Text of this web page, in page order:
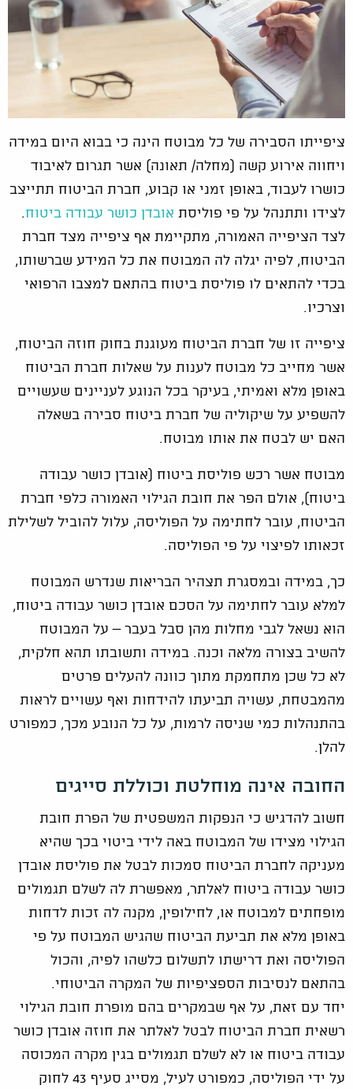
ציפייתו הסבירה של כל מבוטח הינה כי בבוא היום במידה
ויחווה אירוע קשה (מחלה/ תאונה) אשר תגרום לאיבוד
כושרו לעבוד, באופן זמני או קבוע, חברת הביטוח תתייצב
לצידו ותתנהל על פי פוליסת אובדן כושר עבודה ביטוח.
לצד הציפייה האמורה, מתקיימת אף ציפייה מצד חברת
הביטוח, לפיה יגלה לה המבוטח את כל המידע שברשותו,
בכדי להתאים לו פוליסת ביטוח בהתאם למצבו הרפואי
וצרכיו.
ציפייה זו של חברת הביטוח מעוגנת בחוק חוזה הביטוח,
אשר מחייב כל מבוטח לענות על שאלות חברת הביטוח
באופן מלא ואמיתי, בעיקר בכל הנוגע לעניינים שעשויים
להשפיע על שיקוליה של חברת ביטוח סבירה בשאלה
האם יש לבטח את אותו מבוטח.
מבוטח אשר רכש פוליסת ביטוח (אובדן כושר עבודה
ביטוח), אולם הפר את חובת הגילוי האמורה כלפי חברת
הביטוח, עובר לחתימה על הפוליסה, עלול להוביל לשלילת
זכאותו לפיצוי על פי הפוליסה.
כך, במידה ובמסגרת תצהיר הבריאות שנדרש המבוטח
למלא עובר לחתימה על הסכם אובדן כושר עבודה ביטוח,
הוא נשאל לגבי מחלות מהן סבל בעבר – על המבוטח
להשיב בצורה מלאה וכנה. במידה ותשובתו תהא חלקית,
לא כל שכן מתחמקת מתוך כוונה להעלים פרטים
מהמבטחת, עשויה תביעתו להידחות ואף עשויים לראות
בהתנהלות כמי שניסה לרמות, על כל הנובע מכך, כמפורט
להלן.
החובה אינה מוחלטת וכוללת סייגים
חשוב להדגיש כי הנפקות המשפטית של הפרת חובת
הגילוי מצידו של המבוטח באה לידי ביטוי בכך שהיא
מעניקה לחברת הביטוח סמכות לבטל את פוליסת אובדן
כושר עבודה ביטוח לאלתר, מאפשרת לה לשלם תגמולים
מופחתים למבוטח או, לחילופין, מקנה לה זכות לדחות
באופן מלא את תביעת הביטוח שהגיש המבוטח על פי
הפוליסה ואת דרישתו לתשלום כלשהו לפיה, והכול
בהתאם לנסיבות הספציפיות של המקרה הביטוחי.
יחד עם זאת, על אף שבמקרים בהם מופרת חובת הגילוי
רשאית חברת הביטוח לבטל לאלתר את חוזה אובדן כושר
עבודה ביטוח או לא לשלם תגמולים בגין מקרה המכוסה
על ידי הפוליסה, כמפורט לעיל, מסייג סעיף 43 לחוק